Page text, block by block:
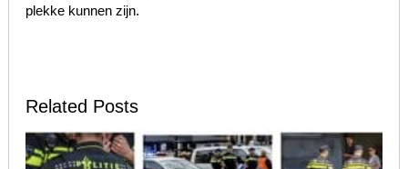
plekke kunnen zijn.
Related Posts